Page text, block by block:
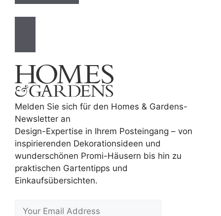
Melden Sie sich für den Homes & Gardens-
Newsletter an
Design-Expertise in Ihrem Posteingang – von
inspirierenden Dekorationsideen und
wunderschönen Promi-Häusern bis hin zu
praktischen Gartentipps und
Einkaufsübersichten.